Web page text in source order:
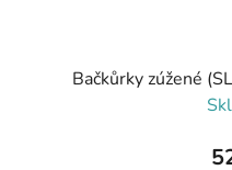
Bačkůrky zúžené